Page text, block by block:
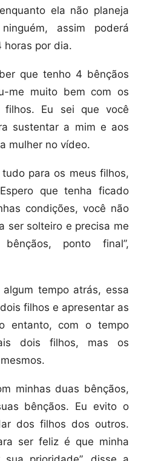
ela não planeja
assim poderá
por dia.
que tenho 4 bênçãos
me muito bem com os
Eu sei que você
sustentar a mim e aos
mulher no vídeo.
para os meus filhos,
que tenha ficado
condições, você não
ser solteiro e precisa me
ponto final”,
tempo atrás, essa
filhos e apresentar as
entanto, com o tempo
dois filhos, mas os
minhas duas bênçãos,
bênçãos. Eu evito o
dos filhos dos outros.
ser feliz é que minha